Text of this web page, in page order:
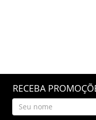
RECEBA